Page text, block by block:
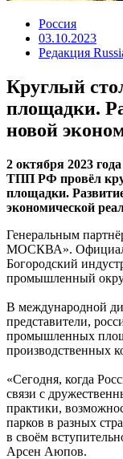
Россия
03.10.2023
Редакция
Круглый
площадки.
новой
2 октября 2023
ТПП РФ провёл
площадки.
экономической
Генеральным
МОСКВА».
Богородский
промышленный
В международной
представители,
промышленных
производственных
«Сегодня, когда
связи с
практики,
парков в разных
в своём
Арсен Аюпов.